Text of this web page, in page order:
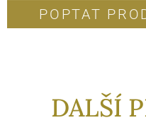
POPTAT
DALŠÍ